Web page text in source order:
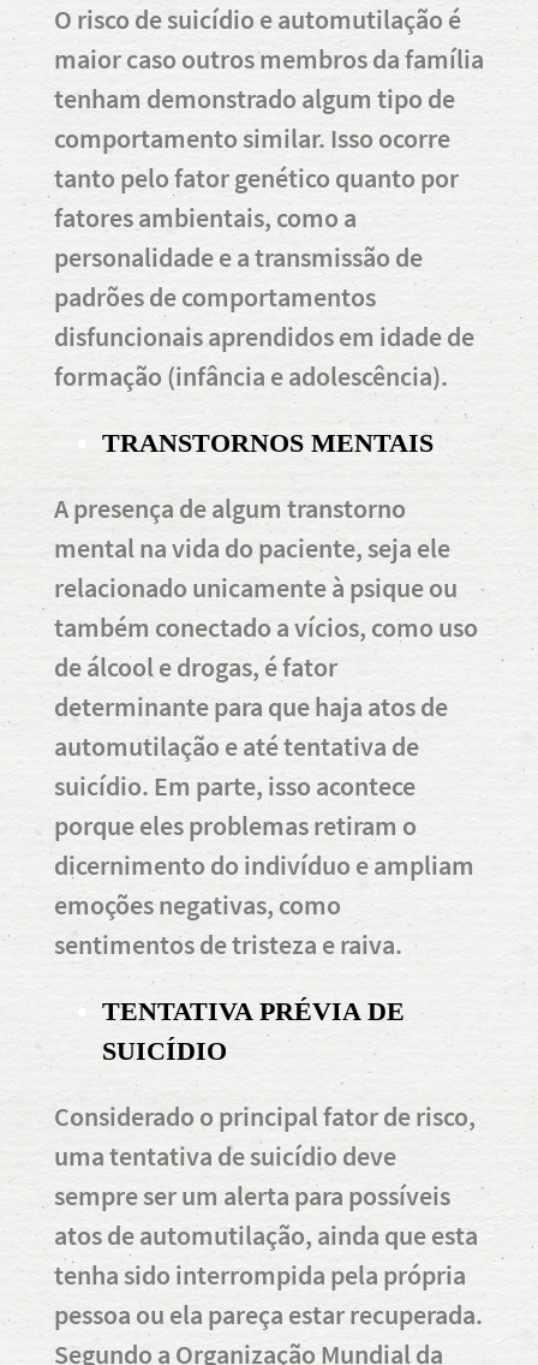
O risco de suicídio e automutilação é
maior caso outros membros da família
tenham demonstrado algum tipo de
comportamento similar. Isso ocorre
tanto pelo fator genético quanto por
fatores ambientais, como a
personalidade e a transmissão de
padrões de comportamentos
disfuncionais aprendidos em idade de
formação (infância e adolescência).
TRANSTORNOS MENTAIS
A presença de algum transtorno
mental na vida do paciente, seja ele
relacionado unicamente à psique ou
também conectado a vícios, como uso
de álcool e drogas, é fator
determinante para que haja atos de
automutilação e até tentativa de
suicídio. Em parte, isso acontece
porque eles problemas retiram o
dicernimento do indivíduo e ampliam
emoções negativas, como
sentimentos de tristeza e raiva.
TENTATIVA PRÉVIA DE
SUICÍDIO
Considerado o principal fator de risco,
uma tentativa de suicídio deve
sempre ser um alerta para possíveis
atos de automutilação, ainda que esta
tenha sido interrompida pela própria
pessoa ou ela pareça estar recuperada.
Segundo a Organização Mundial da